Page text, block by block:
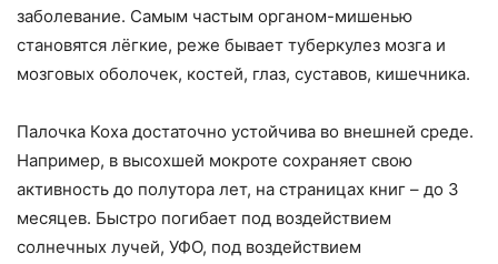
заболевание. Самым частым органом-мишенью
становятся лёгкие, реже бывает туберкулез мозга и
мозговых оболочек, костей, глаз, суставов, кишечника.
Палочка Коха достаточно устойчива во внешней среде.
Например, в высохшей мокроте сохраняет свою
активность до полутора лет, на страницах книг – до 3
месяцев. Быстро погибает под воздействием
солнечных лучей, УФО, под воздействием